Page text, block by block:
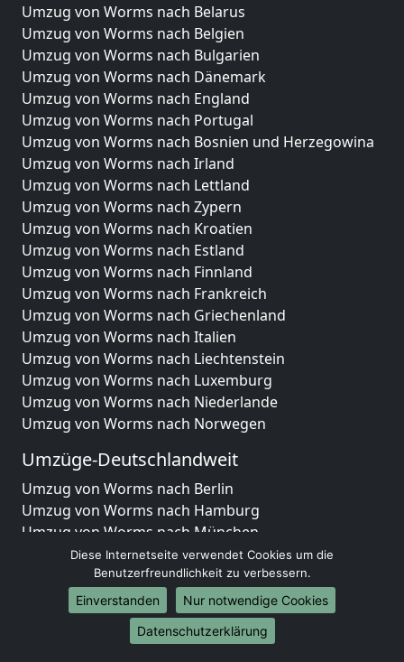
Umzug von Worms nach Belarus
Umzug von Worms nach Belgien
Umzug von Worms nach Bulgarien
Umzug von Worms nach Dänemark
Umzug von Worms nach England
Umzug von Worms nach Portugal
Umzug von Worms nach Bosnien und Herzegowina
Umzug von Worms nach Irland
Umzug von Worms nach Lettland
Umzug von Worms nach Zypern
Umzug von Worms nach Kroatien
Umzug von Worms nach Estland
Umzug von Worms nach Finnland
Umzug von Worms nach Frankreich
Umzug von Worms nach Griechenland
Umzug von Worms nach Italien
Umzug von Worms nach Liechtenstein
Umzug von Worms nach Luxemburg
Umzug von Worms nach Niederlande
Umzug von Worms nach Norwegen
Umzüge-Deutschlandweit
Umzug von Worms nach Berlin
Umzug von Worms nach Hamburg
Umzug von Worms nach München
Umzug von Worms nach Köln
Umzug von Worms nach Frankfurt am Main
Umzug von Worms nach Stuttgart
Umzug von Worms nach Düsseldorf
Umzug von Worms nach Leipzig
Diese Internetseite verwendet Cookies um die
Benutzerfreundlichkeit zu verbessern.
Einverstanden
Nur notwendige Cookies
Datenschutzerklärung